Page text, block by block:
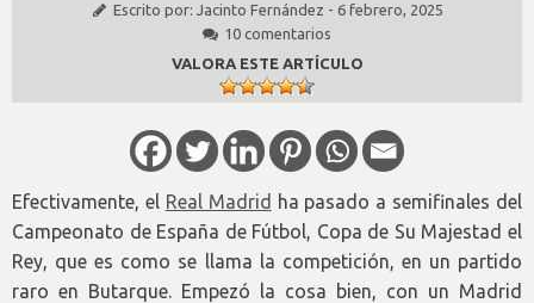
Escrito por: Jacinto Fernández - 6 febrero, 2025
10 comentarios
VALORA ESTE ARTÍCULO
Efectivamente, el Real Madrid ha pasado a semifinales del
Campeonato de España de Fútbol, Copa de Su Majestad el
Rey, que es como se llama la competición, en un partido
raro en Butarque. Empezó la cosa bien, con un Madrid